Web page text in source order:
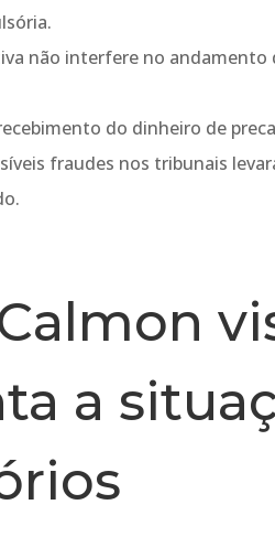
não interfere no
do dinheiro de
fraudes nos tribunais
a